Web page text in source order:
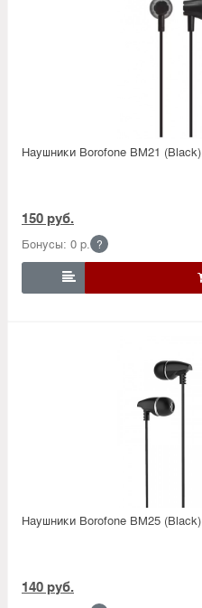
Наушники Borofone BM21 (Black)
150 руб.
Бонусы: 0 р. ?

Наушники Borofone BM25 (Black)
140 руб.